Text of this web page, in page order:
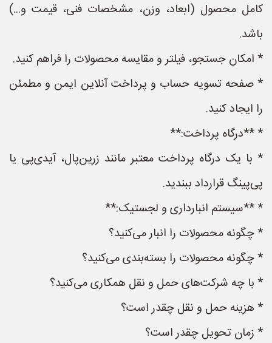
کامل محصول (ابعاد، وزن، مشخصات فنی، قیمت و...)
باشد.
* امکان جستجو، فیلتر و مقایسه محصولات را فراهم کنید.
* صفحه تسویه حساب و پرداخت آنلاین ایمن و مطمئن
را ایجاد کنید.
* **درگاه پرداخت:**
* با یک درگاه پرداخت معتبر مانند زرین‌پال، آیدی‌پی یا
پی‌پینگ قرارداد ببندید.
* **سیستم انبارداری و لجستیک:**
* چگونه محصولات را انبار می‌کنید؟
* چگونه محصولات را بسته‌بندی می‌کنید؟
* با چه شرکت‌های حمل و نقل همکاری می‌کنید؟
* هزینه حمل و نقل چقدر است؟
* زمان تحویل چقدر است؟